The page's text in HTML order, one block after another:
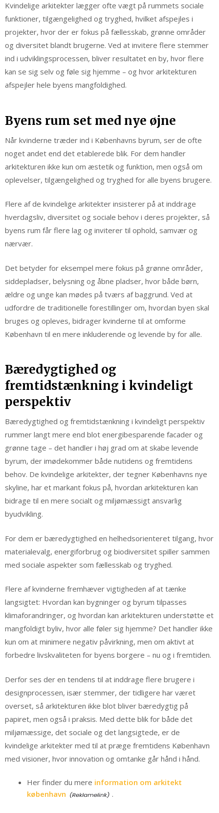
Kvindelige arkitekter lægger ofte vægt på rummets sociale
funktioner, tilgængelighed og tryghed, hvilket afspejles i
projekter, hvor der er fokus på fællesskab, grønne områder
og diversitet blandt brugerne. Ved at invitere flere stemmer
ind i udviklingsprocessen, bliver resultatet en by, hvor flere
kan se sig selv og føle sig hjemme – og hvor arkitekturen
afspejler hele byens mangfoldighed.
Byens rum set med nye øjne
Når kvinderne træder ind i Københavns byrum, ser de ofte
noget andet end det etablerede blik. For dem handler
arkitekturen ikke kun om æstetik og funktion, men også om
oplevelser, tilgængelighed og tryghed for alle byens brugere.
Flere af de kvindelige arkitekter insisterer på at inddrage
hverdagsliv, diversitet og sociale behov i deres projekter, så
byens rum får flere lag og inviterer til ophold, samvær og
nærvær.
Det betyder for eksempel mere fokus på grønne områder,
siddepladser, belysning og åbne pladser, hvor både børn,
ældre og unge kan mødes på tværs af baggrund. Ved at
udfordre de traditionelle forestillinger om, hvordan byen skal
bruges og opleves, bidrager kvinderne til at omforme
København til en mere inkluderende og levende by for alle.
Bæredygtighed og
fremtidstænkning i kvindeligt
perspektiv
Bæredygtighed og fremtidstænkning i kvindeligt perspektiv
rummer langt mere end blot energibesparende facader og
grønne tage – det handler i høj grad om at skabe levende
byrum, der imødekommer både nutidens og fremtidens
behov. De kvindelige arkitekter, der tegner Københavns nye
skyline, har et markant fokus på, hvordan arkitekturen kan
bidrage til en mere socialt og miljømæssigt ansvarlig
byudvikling.
For dem er bæredygtighed en helhedsorienteret tilgang, hvor
materialevalg, energiforbrug og biodiversitet spiller sammen
med sociale aspekter som fællesskab og tryghed.
Flere af kvinderne fremhæver vigtigheden af at tænke
langsigtet: Hvordan kan bygninger og byrum tilpasses
klimaforandringer, og hvordan kan arkitekturen understøtte et
mangfoldigt byliv, hvor alle føler sig hjemme? Det handler ikke
kun om at minimere negativ påvirkning, men om aktivt at
forbedre livskvaliteten for byens borgere – nu og i fremtiden.
Derfor ses der en tendens til at inddrage flere brugere i
designprocessen, især stemmer, der tidligere har været
overset, så arkitekturen ikke blot bliver bæredygtig på
papiret, men også i praksis. Med dette blik for både det
miljømæssige, det sociale og det langsigtede, er de
kvindelige arkitekter med til at præge fremtidens København
med visioner, hvor innovation og omtanke går hånd i hånd.
Her finder du mere information om arkitekt
københavn
.